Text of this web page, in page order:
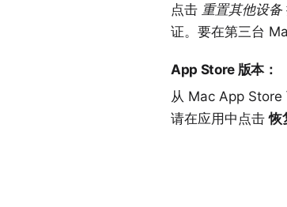
点击 重置其他设备
证。要在第三台
App Store 版本：
从 Mac App Store
请在应用中点击恢